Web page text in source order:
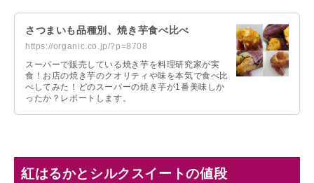
さつまいも品種別、焼き芋食べ比べ
https://organic.co.jp/?p=8708
スーパーで販売している焼き芋を料理研究家が実
食！お店の焼き芋のクオリティや味を本気で食べ比
べしてみた！どのスーパーの焼き芋が1番美味しか
ったか？レポートします。
紅はるかとシルクスイートの値段